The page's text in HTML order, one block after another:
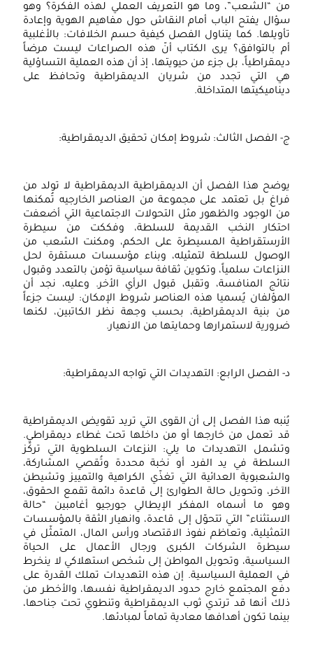
من “الشعب”، وما هو التعريف العملي لهذه الفكرة؟ وهو
سؤال يفتح الباب أمام النقاش حول مفاهيم الهوية وإعادة
تأويلها. كما يتناول الفصل كيفية حسم الخلافات: بالأغلبية
أم بالتوافق؟ يرى الكتاب أنّ هذه الصراعات ليست مرضاً
ديمقراطياً، بل جزء من حيويتها، إذ أن هذه العملية التساؤلية
هي التي تجدد من شريان الديمقراطية وتحافظ على
ديناميكيتها المتداخلة.
ج- الفصل الثالث: شروط إمكان تحقيق الديمقراطية:
يوضح هذا الفصل أن الديمقراطية الديمقراطية لا تولد من
فراغ بل تعتمد على مجموعة من العناصر الخارجيه تُمكنها
من الوجود والظهور مثل التحولات الاجتماعية التي أضعفت
احتكار النخب القديمة للسلطة، وفككت من سيطرة
الأرستقراطية المسيطرة على الحكم، ومكنت الشعب من
الوصول للسلطة لتمثيله، وبناء مؤسسات مستقرة لحل
النزاعات سلمياً، وتكوين ثقافة سياسية تؤمن بالتعدد وقبول
نتائج المنافسة، وتقبل قبول الرأي الأخر. وعليه، نجد أن
المؤلفان يُسميا هذه العناصر شروط الإمكان: ليست جزءاً
من بنية الديمقراطية، بحسب وجهة نظر الكاتبين، لكنها
ضرورية لاستمرارها وحمايتها من الانهيار.
د- الفصل الرابع: التهديدات التي تواجه الديمقراطية:
يُنبه هذا الفصل إلى أن القوى التي تريد تقويض الديمقراطية
قد تعمل من خارجها أو من داخلها تحت غطاء ديمقراطي.
وتشمل التهديدات ما يلي: النزعات السلطوية التي تركّز
السلطة في يد الفرد أو نخبة محددة وتُقصي المشاركة،
والشعبوية العدائية التي تغذّي الكراهية والتمييز وتشيطن
الآخر، وتحويل حالة الطوارئ إلى قاعدة دائمة تقمع الحقوق،
وهو ما أسماه المفكر الإيطالي جورجيو أغامبين “حالة
الاستثناء” التي تتحوّل إلى قاعدة، وانهيار الثقة بالمؤسسات
التمثيلية، وتعاظم نفوذ الاقتصاد ورأس المال، المتمثّل في
سيطرة الشركات الكبرى ورجال الأعمال على الحياة
السياسية، وتحويل المواطن إلى شخص استهلاكي لا ينخرط
في العملية السياسية. إن هذه التهديدات تملك القدرة على
دفع المجتمع خارج حدود الديمقراطية نفسها، والأخطر من
ذلك أنها قد ترتدي ثوب الديمقراطية وتنطوي تحت جناحها،
بينما تكون أهدافها معادية تماماً لمبادئها.